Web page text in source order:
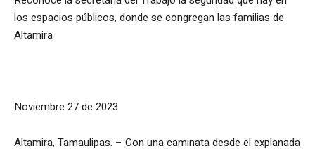
los espacios públicos, donde se congregan las familias de
Altamira
Noviembre 27 de 2023
Altamira, Tamaulipas. – Con una caminata desde el explanada